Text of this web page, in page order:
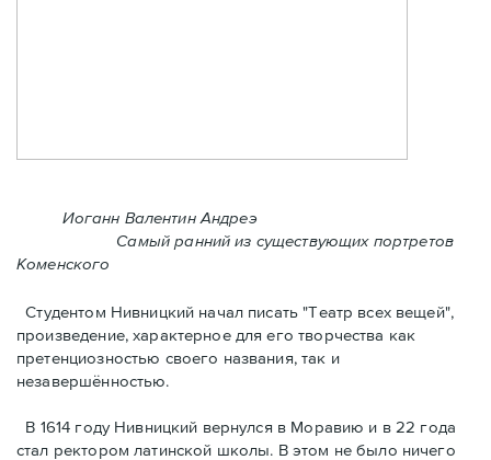
Иоганн Валентин Андреэ
Самый ранний из существующих портретов
Коменского
Студентом Нивницкий начал писать "Театр всех вещей",
произведение, характерное для его творчества как
претенциозностью своего названия, так и
незавершённостью.
В 1614 году Нивницкий вернулся в Моравию и в 22 года
стал ректором латинской школы. В этом не было ничего